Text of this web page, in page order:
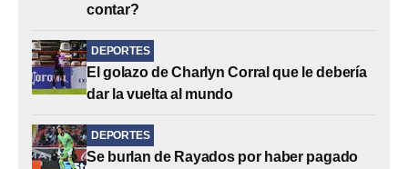
contar?
DEPORTES
El golazo de Charlyn Corral que le debería
dar la vuelta al mundo
DEPORTES
Se burlan de Rayados por haber pagado